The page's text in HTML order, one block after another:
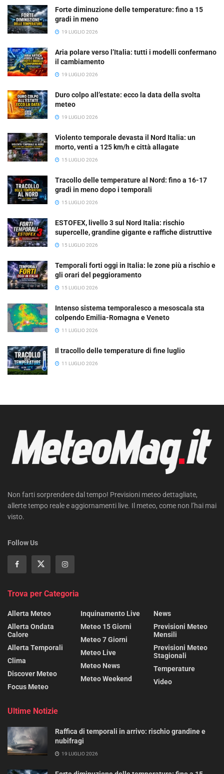
Forte diminuzione delle temperature: fino a 15
gradi in meno
19 LUGLIO 2026
Aria polare verso l’Italia: tutti i modelli confermano
il cambiamento
19 LUGLIO 2026
Duro colpo all’estate: ecco la data della svolta
meteo
19 LUGLIO 2026
Violento temporale devasta il Nord Italia: un
morto, venti a 125 km/h e città allagate
15 LUGLIO 2026
Tracollo delle temperature al Nord: fino a 16-17
gradi in meno dopo i temporali
15 LUGLIO 2026
ESTOFEX, livello 3 sul Nord Italia: rischio
supercelle, grandine gigante e raffiche distruttive
15 LUGLIO 2026
Temporali forti oggi in Italia: le zone più a rischio e
gli orari del peggioramento
15 LUGLIO 2026
Intenso sistema temporalesco a mesoscala sta
colpendo Emilia-Romagna e Veneto
11 LUGLIO 2026
Il tracollo delle temperature di fine luglio
11 LUGLIO 2026
Non farti sorprendere dal tempo! Previsioni meteo dettagliate,
allerte tempo reale e aggiornamenti live. Il meteo, come non l’hai mai
visto.
Follow Us
Trova per Categoria
Allerta Meteo
Allerta Ondata
Calore
Allerta Temporali
Clima
Discover Meteo
Focus Meteo
Inquinamento Live
Meteo 15 Giorni
Meteo 7 Giorni
Meteo Live
Meteo News
Meteo Weekend
News
Previsioni Meteo
Mensili
Previsioni Meteo
Stagionali
Temperature
Video
Ultime Notizie
Raffica di temporali in arrivo: rischio grandine e
nubifragi
19 LUGLIO 2026